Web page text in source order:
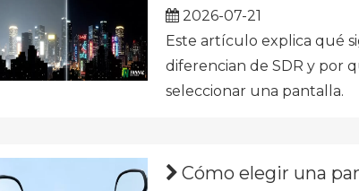
2026-07-21
Este artículo explica qué
diferencian de SDR y por
seleccionar una pantalla.
Cómo elegir una